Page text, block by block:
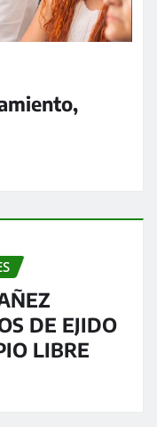
DE EJIDO
LIBRE